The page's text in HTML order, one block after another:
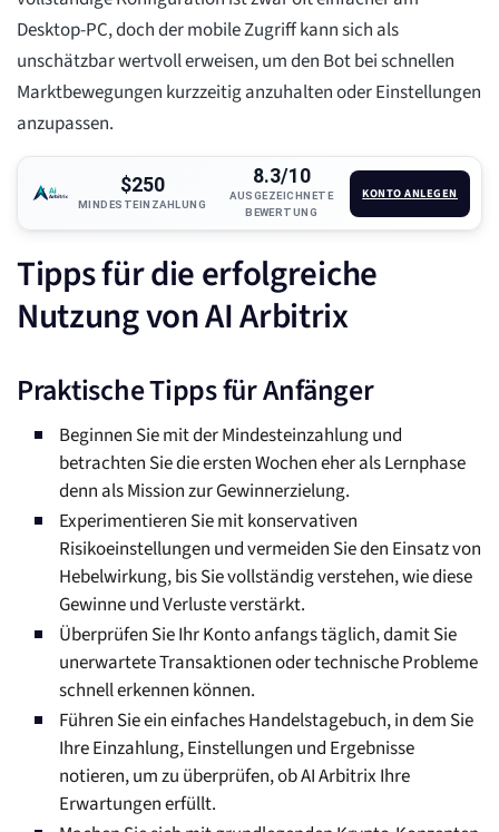
Desktop-PC, doch der mobile Zugriff kann sich als
unschätzbar wertvoll erweisen, um den Bot bei schnellen
Marktbewegungen kurzzeitig anzuhalten oder Einstellungen
anzupassen.
$250
MINDESTEINZAHLUNG
8.3/10
AUSGEZEICHNETE
BEWERTUNG
KONTO ANLEGEN
Tipps für die erfolgreiche
Nutzung von AI Arbitrix
Praktische Tipps für Anfänger
Beginnen Sie mit der Mindesteinzahlung und
betrachten Sie die ersten Wochen eher als Lernphase
denn als Mission zur Gewinnerzielung.
Experimentieren Sie mit konservativen
Risikoeinstellungen und vermeiden Sie den Einsatz von
Hebelwirkung, bis Sie vollständig verstehen, wie diese
Gewinne und Verluste verstärkt.
Überprüfen Sie Ihr Konto anfangs täglich, damit Sie
unerwartete Transaktionen oder technische Probleme
schnell erkennen können.
Führen Sie ein einfaches Handelstagebuch, in dem Sie
Ihre Einzahlung, Einstellungen und Ergebnisse
notieren, um zu überprüfen, ob AI Arbitrix Ihre
Erwartungen erfüllt.